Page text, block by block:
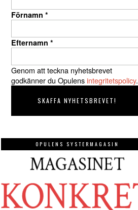
Förnamn *
Efternamn *
Genom att teckna nyhetsbrevet
godkänner du Opulensintegritetspolicy.
OPULENS SYSTERMAGASIN